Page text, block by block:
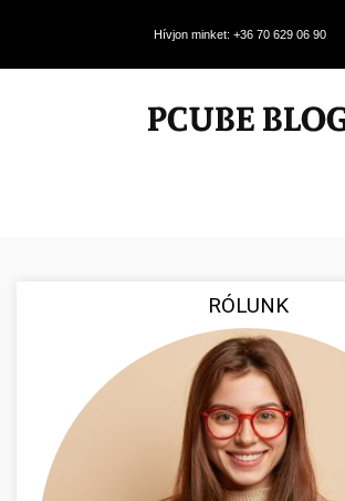
Hívjon minket: +36 70 629 06 90
RÓLUNK